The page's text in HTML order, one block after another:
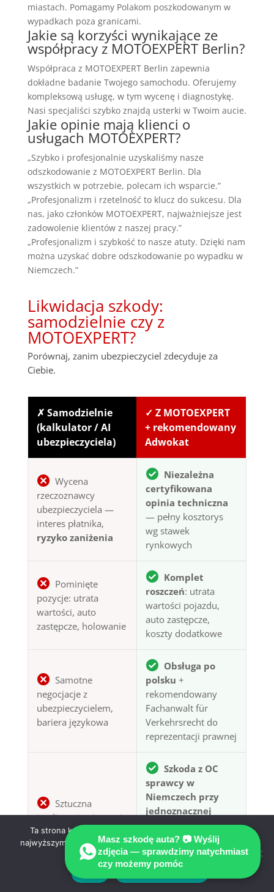
miastach. Pomagamy Polakom poszkodowanym w
wypadkach poza granicami.
Jakie są korzyści wynikające ze
współpracy z MOTOEXPERT Berlin?
Współpraca z MOTOEXPERT Berlin zapewnia
dokładne badanie Twojego samochodu. Oferujemy
kompleksową usługę, w tym wycenę i diagnostykę.
Nasi specjaliści szybko znajdą usterki w Twoim aucie.
Jakie opinie mają klienci o
usługach MOTOEXPERT?
„Szybko i profesjonalnie uzyskaliśmy nasze
odszkodowanie z MOTOEXPERT Berlin. Dla
wszystkich w potrzebie, polecam ich wsparcie.”
„Profesjonalizm i rzetelność to klucz do sukcesu. Dla
nas, jako członków MOTOEXPERT, najważniejsze jest
zadowolenie klientów z naszej pracy.”
„Profesjonalizm i szybkość to nasze atuty. Dzięki nam
można uzyskać dobre odszkodowanie po wypadku w
Niemczech.”
Likwidacja szkody:
samodzielnie czy z
MOTOEXPERT?
Porównaj, zanim ubezpieczyciel zdecyduje za
Ciebie.
✗ Samodzielnie
(kalkulator / AI
ubezpieczyciela)
✓ Z MOTOEXPERT
+ rekomendowany
Adwokat
Wycena
rzeczoznawcy
ubezpieczyciela —
interes płatnika,
ryzyko zaniżenia
Niezależna
certyfikowana
opinia techniczna
— pełny kosztorys
wg stawek
rynkowych
Pominięte
pozycje: utrata
wartości, auto
zastępcze, holowanie
Komplet
roszczeń: utrata
wartości pojazdu,
auto zastępcze,
koszty dodatkowe
Samotne
negocjacje z
ubezpieczycielem,
bariera językowa
Obsługa po
polsku +
rekomendowany
Fachanwalt für
Verkehrsrecht do
reprezentacji prawnej
Sztuczna
inteligencja nie stanie
za Tobą w sądzie —
koszt błędu
ponosisz Ty
Szkoda z OC
sprawcy w
Niemczech przy
jednoznacznej
odpowiedzialności:
uzasadnione koszty
rzeczoznawcy co do
zasady pokrywa
ubezpieczyciel
Masz szkodę auta? 📷 Wyślij
zdjęcia — sprawdzimy natychmiast
czy możemy pomóc
Ta strona korzysta z ciasteczek aby świadczyć usługi na
najwyższym poziomie. Dalsze korzystanie ze strony oznacza,
że zgadzasz się na ich użycie.